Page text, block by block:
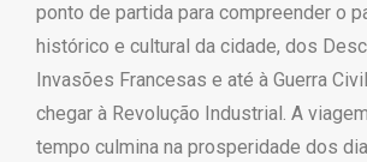
ponto de partida para compreender o
histórico e cultural da cidade, dos
Invasões Francesas e até à Guerra
chegar à Revolução Industrial. A
tempo culmina na prosperidade dos